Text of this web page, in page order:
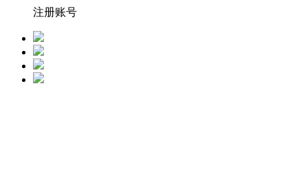
注册账号